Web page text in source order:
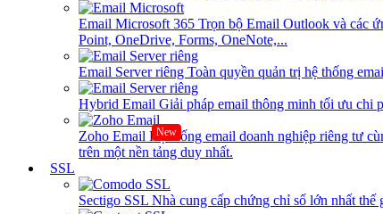
Email Microsoft 365 Trọn bộ Email Outlook và các
Point, OneDrive, Forms, OneNote,...
Email Server riêng Toàn quyền quản trị hệ thống
Hybrid Email Giải pháp email thông minh tối ưu chi
Zoho Email New
Hệ thống email doanh nghiệp riêng tư
trên một nền tảng duy nhất.
SSL
Sectigo SSL Nhà cung cấp chứng chỉ số lớn nhất thế